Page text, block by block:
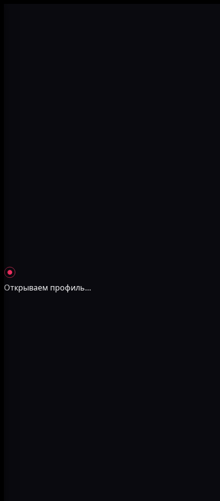
Открываем профиль…